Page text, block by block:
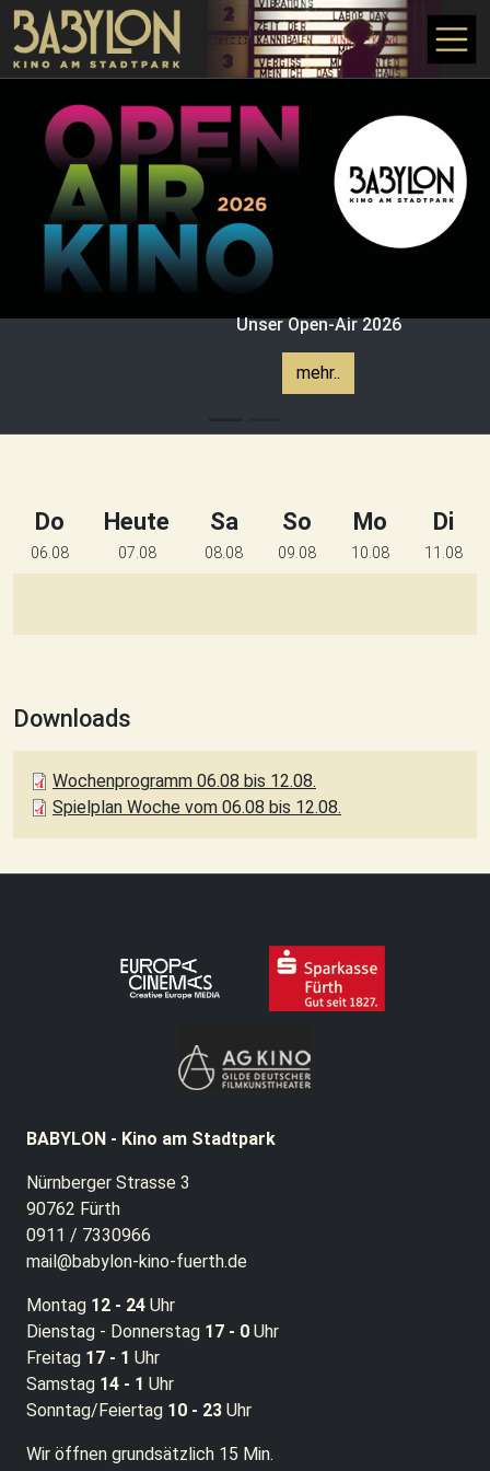
Direkt zum Inhalt
Unser Open-Air 2026
mehr..
Downloads
Wochenprogramm 06.08 bis 12.08.
Spielplan Woche vom 06.08 bis 12.08.
Do
06.08
Heute
07.08
Sa
08.08
So
09.08
Mo
10.08
Di
11.08
BABYLON - Kino am Stadtpark
Nürnberger Strasse 3
90762 Fürth
0911 / 7330966
mail@babylon-kino-fuerth.de
Montag 12 - 24 Uhr
Dienstag - Donnerstag 17 - 0 Uhr
Freitag 17 - 1 Uhr
Samstag 14 - 1 Uhr
Sonntag/Feiertag 10 - 23 Uhr
Wir öffnen grundsätzlich 15 Min.